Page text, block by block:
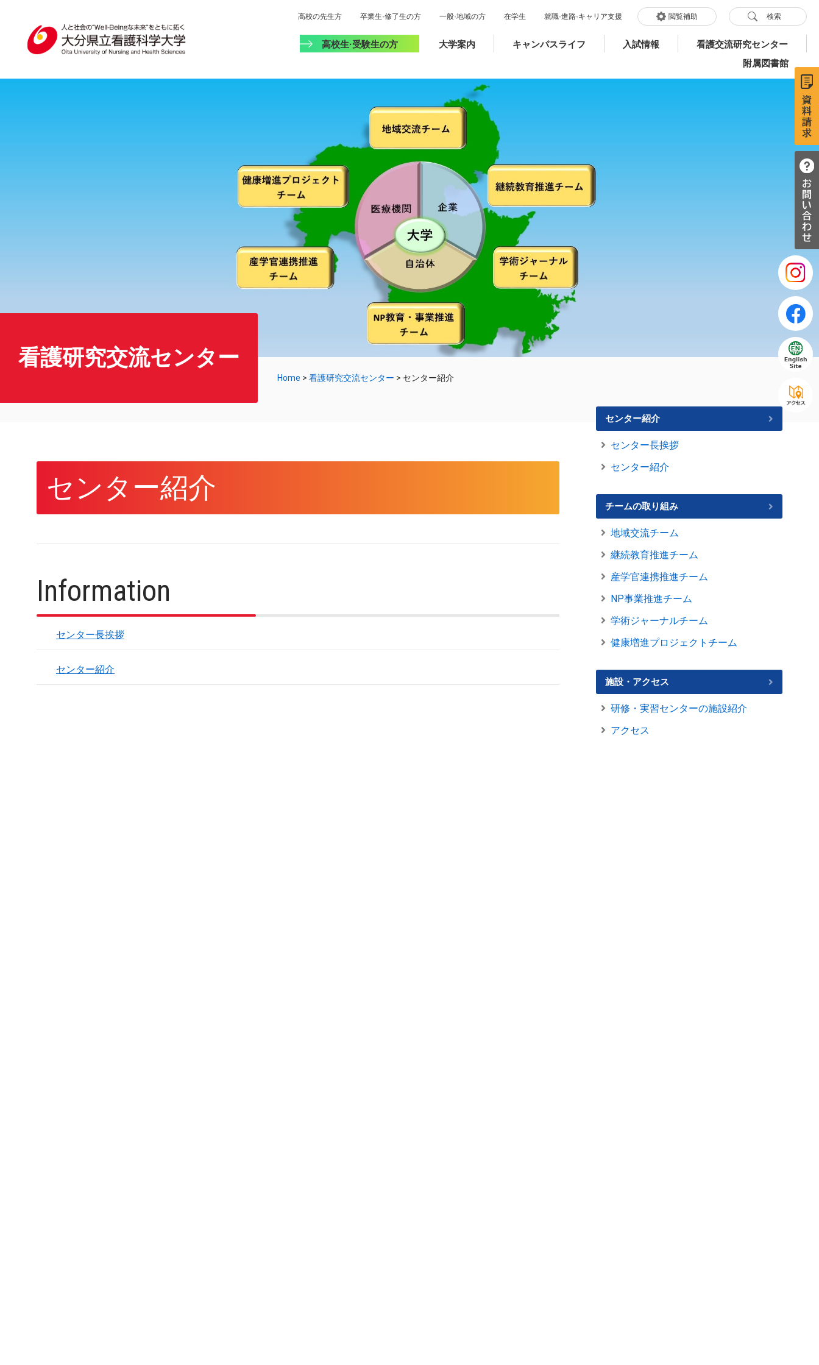
高校の先生方 卒業生·修了生の方 一般·地域の方 在学生 就職·進路·キャリア支援 閲覧補助 検索
高校生·受験生の方 大学案内 キャンパスライフ 入試情報
看護交流研究センター
附属図書館
看護研究交流センター
Home > 看護研究交流センター > センター紹介
センター紹介
Information
センター長挨拶
センター紹介
センター紹介
センター長挨拶
センター紹介
チームの取り組み
地域交流チーム
継続教育推進チーム
産学官連携推進チーム
NP事業推進チーム
学術ジャーナルチーム
健康増進プロジェクトチーム
施設・アクセス
研修・実習センターの施設紹介
アクセス